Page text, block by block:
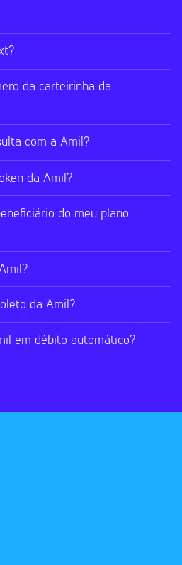
da carteirinha da
com a Amil?
da Amil?
do meu plano
da Amil?
em débito automático?